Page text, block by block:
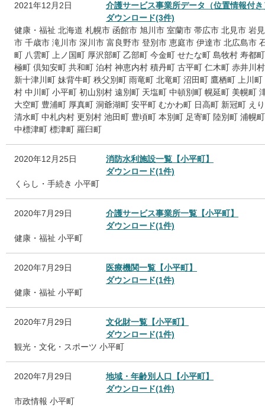
2021年12月2日
介護サービス事業所データ（位置情報付
ダウンロード(3件)
健康・福祉 北海道 札幌市 函館市 旭川市 室蘭市 帯広市 北見市 岩
市 千歳市 滝川市 深川市 富良野市 登別市 恵庭市 伊達市 北広島市
町 八雲町 上ノ国町 厚沢部町 乙部町 今金町 せたな町 島牧村 寿都町
極町 倶知安町 共和町 泊村 神恵内村 積丹町 古平町 仁木町 赤井川村
新十津川町 妹背牛町 秩父別町 雨竜町 北竜町 沼田町 鷹栖町
上川町
村 中川町 小平町 初山別村 遠別町 天塩町 中頓別町 幌延町 美幌町
大空町 豊浦町 厚真町 洞爺湖町 安平町 むかわ町 日高町 新冠町 え
清水町 中札内村 更別村 池田町 豊頃町 本別町 足寄町 陸別町 浦幌町
中標津町 標津町 羅臼町
2020年12月25日
消防水利施設一覧【小平町】
ダウンロード(1件)
くらし・手続き 小平町
2020年7月29日
介護サービス事業所一覧【小平町】
ダウンロード(1件)
健康・福祉 小平町
2020年7月29日
医療機関一覧【小平町】
ダウンロード(1件)
健康・福祉 小平町
2020年7月29日
文化財一覧【小平町】
ダウンロード(1件)
観光・文化・スポーツ 小平町
2020年7月29日
地域・年齢別人口【小平町】
ダウンロード(1件)
市政情報 小平町